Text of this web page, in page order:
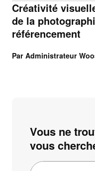
Créativité
de la
référencement
Par Administrateur
Vous ne
vous